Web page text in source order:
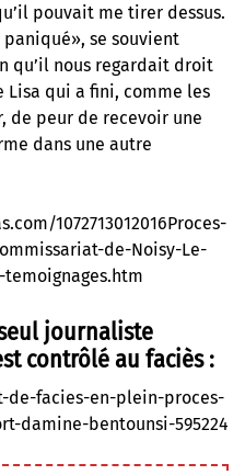
pouvait me tirer dessus.
se souvient
qu’il nous regardait droit
Lisa qui a fini, comme les
de peur de recevoir une
dans une autre
1072713012016Proces-
de-Noisy-Le-
journaliste
contrôlé au faciès :
facies-en-plein-proces-
damine-bentounsi-595224